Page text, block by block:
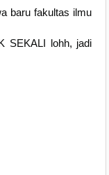
baru fakultas ilmu
SEKALI lohh, jadi